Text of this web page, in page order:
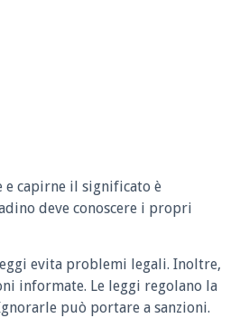
e capirne il significato è
deve conoscere i propri
evita problemi legali. Inoltre,
informate. Le leggi regolano la
può portare a sanzioni.